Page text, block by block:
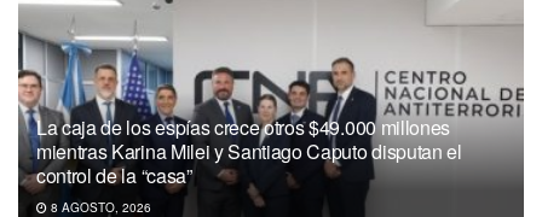
La caja de los espías crece otros $49.000 millones
mientras Karina Milei y Santiago Caputo disputan el
control de la “casa”
8 AGOSTO, 2026